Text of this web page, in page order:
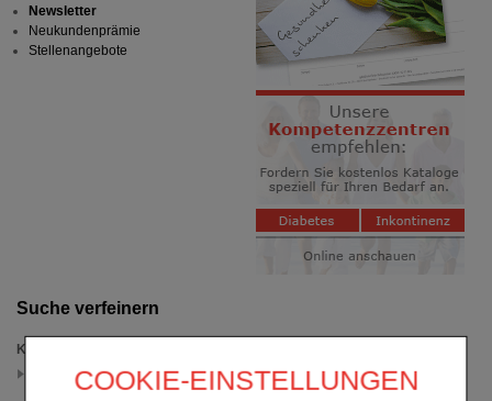
COOKIE-EINSTELLUNGEN
Suche verfeinern
Kategorien
Trockene Augen
(auswahl entfernen)
Newsletter
Neukundenprämie
Stellenangebote